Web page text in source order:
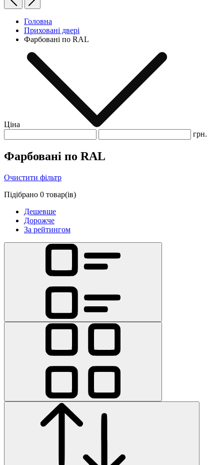
Головна
Приховані двері
Фарбовані по RAL
Ціна
грн.
Фарбовані по RAL
Очистити фільтр
Підібрано 0 товар(ів)
Дешевше
Дорожче
За рейтингом